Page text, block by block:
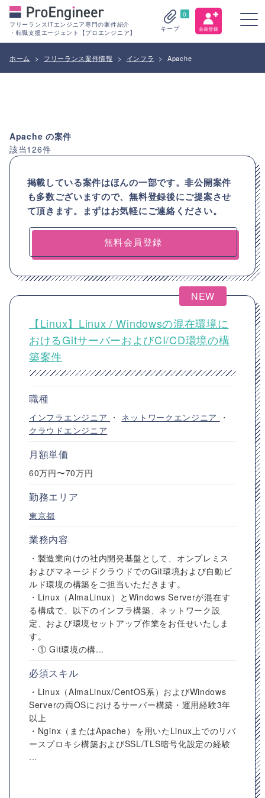
フリーランスITエンジニア専門の案件紹介
・転職支援エージェント【プロエンジニア】
0
キープ
ホーム > フリーランス案件情報 > インフラ > Apache
Apache の案件
該当126件
掲載している案件はほんの一部です。非公開案件
も多数ございますので、無料登録後にご提案させ
て頂きます。まずはお気軽にご連絡ください。
無料会員登録
NEW
【Linux】Linux / Windowsの混在環境に
おけるGitサーバーおよびCI/CD環境の構
築案件
職種
インフラエンジニア ・ ネットワークエンジニア
・
クラウドエンジニア
月額単価
60万円〜70万円
勤務エリア
東京都
業務内容
・製造業向けの社内開発基盤として、オンプレミス
およびマネージドクラウドでのGit環境および自動ビ
ルド環境の構築をご担当いただきます。
・Linux（AlmaLinux）とWindows Serverが混在す
る構成で、以下のインフラ構築、ネットワーク設
定、および環境セットアップ作業をお任せいたしま
す。
・① Git環境の構...
必須スキル
・Linux（AlmaLinux/CentOS系）およびWindows
Serverの両OSにおけるサーバー構築・運用経験3年
以上
・Nginx（またはApache）を用いたLinux上でのリバ
ースプロキシ構築およびSSL/TLS暗号化設定の経験
...